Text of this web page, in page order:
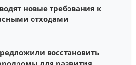
новые требования к
отходами
восстановить